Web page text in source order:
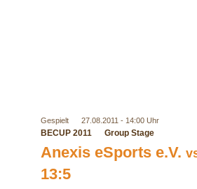
Gespielt 27.08.2011 - 14:00 Uhr
BECUP 2011 Group Stage
Anexis eSports e.V.
13:5